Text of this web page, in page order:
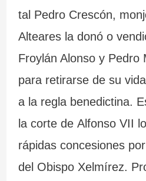
tal Pedro Crescón,
Alteares la donó o
Froylán Alonso y Pedro
para retirarse de su
a la regla benedictina.
la corte de Alfonso VII
rápidas concesiones
del Obispo Xelmírez.